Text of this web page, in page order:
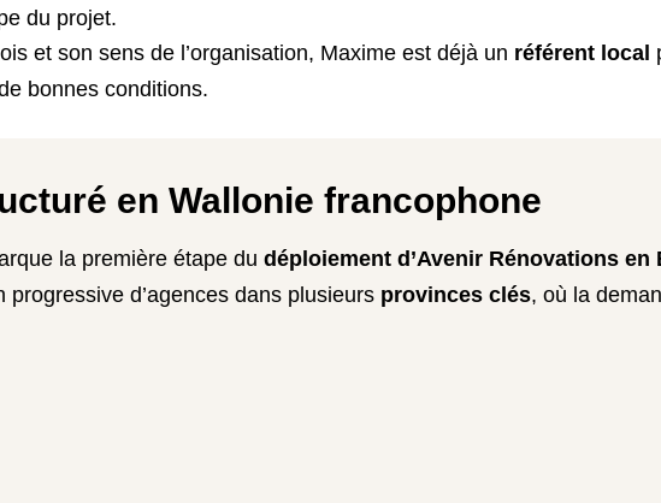
du projet.
et son sens de l’organisation, Maxime est déjà un référent local
bonnes conditions.
en Wallonie francophone
la première étape du déploiement d’Avenir Rénovations
d’agences dans plusieurs provinces clés, où la